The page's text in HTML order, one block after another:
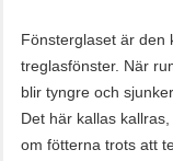
Fönsterglaset är den
treglasfönster. När
blir tyngre och
Det här kallas
om fötterna trots att